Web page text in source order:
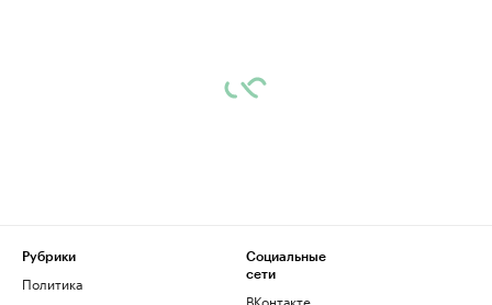
Рубрики
Политика
Социальные
сети
ВКонтакте